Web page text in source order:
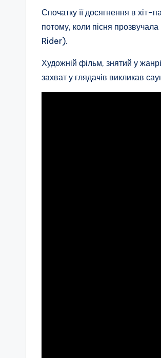
Спочатку її досягнення в
потому, коли пісня
Rider).
Художній фільм, знятий у
захват у глядачів викликав